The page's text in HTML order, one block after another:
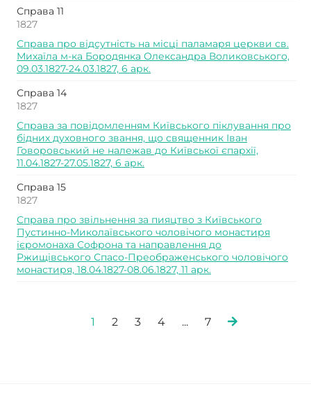
Справа 11
1827
Справа про відсутність на місці паламаря церкви св.
Михаїла м-ка Бородянка Олександра Воликовського,
09.03.1827-24.03.1827, 6 арк.
Справа 14
1827
Справа за повідомленням Київського піклування про
бідних духовного звання, що священник Іван
Говоровський не належав до Київської єпархії,
11.04.1827-27.05.1827, 6 арк.
Справа 15
1827
Справа про звільнення за пияцтво з Київського
Пустинно-Миколаївського чоловічого монастиря
ієромонаха Софрона та направлення до
Ржищівського Спасо-Преображенського чоловічого
монастиря, 18.04.1827-08.06.1827, 11 арк.
1 2 3 4 ... 7